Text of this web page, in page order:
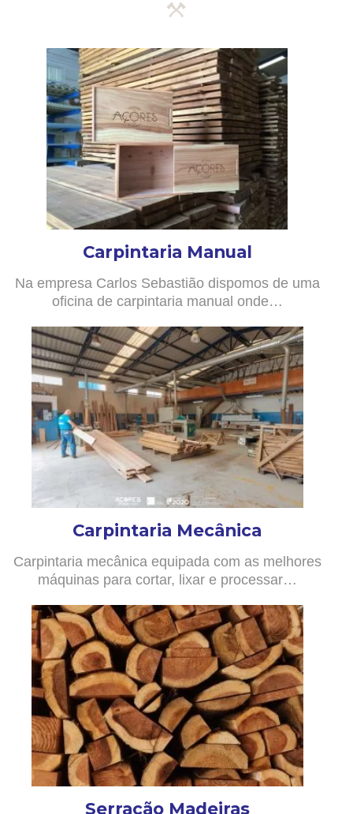
Carpintaria Manual
Na empresa Carlos Sebastião dispomos de uma
oficina de carpintaria manual onde…
Carpintaria Mecânica
Carpintaria mecânica equipada com as melhores
máquinas para cortar, lixar e processar…
Serração Madeiras